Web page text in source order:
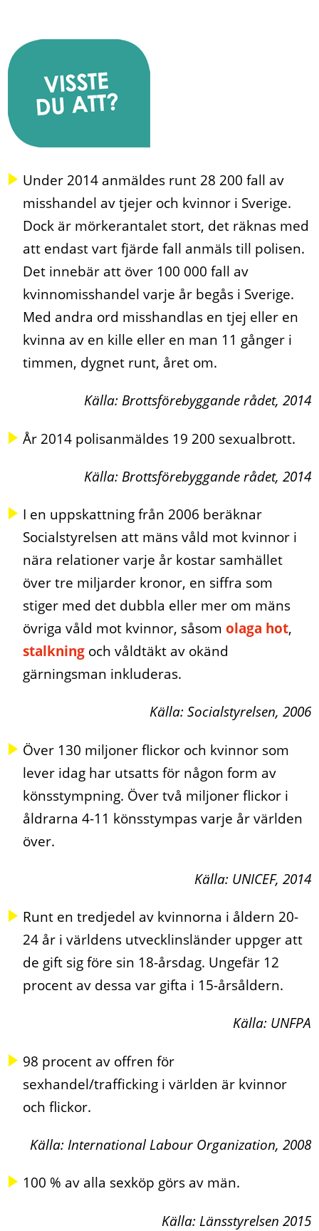
Under 2014 anmäldes runt 28 200 fall av
misshandel av tjejer och kvinnor i Sverige.
Dock är mörkerantalet stort, det räknas med
att endast vart fjärde fall anmäls till polisen.
Det innebär att över 100 000 fall av
kvinnomisshandel varje år begås i Sverige.
Med andra ord misshandlas en tjej eller en
kvinna av en kille eller en man 11 gånger i
timmen, dygnet runt, året om.
Källa: Brottsförebyggande rådet, 2014
År 2014 polisanmäldes 19 200 sexualbrott.
Källa: Brottsförebyggande rådet, 2014
I en uppskattning från 2006 beräknar
Socialstyrelsen att mäns våld mot kvinnor i
nära relationer varje år kostar samhället
över tre miljarder kronor, en siffra som
stiger med det dubbla eller mer om mäns
övriga våld mot kvinnor, såsomolaga hot,
stalkning och våldtäkt av okänd
gärningsman inkluderas.
Källa: Socialstyrelsen, 2006
Över 130 miljoner flickor och kvinnor som
lever idag har utsatts för någon form av
könsstympning. Över två miljoner flickor i
åldrarna 4-11 könsstympas varje år världen
över.
Källa: UNICEF, 2014
Runt en tredjedel av kvinnorna i åldern 20-
24 år i världens utvecklinsländer uppger att
de gift sig före sin 18-årsdag. Ungefär 12
procent av dessa var gifta i 15-årsåldern.
Källa: UNFPA
98 procent av offren för
sexhandel/trafficking i världen är kvinnor
och flickor.
Källa: International Labour Organization, 2008
100 % av alla sexköp görs av män.
Källa: Länsstyrelsen 2015